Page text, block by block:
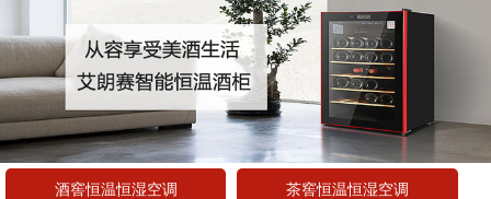
酒窖恒温恒湿空调 茶窖恒温恒湿空调